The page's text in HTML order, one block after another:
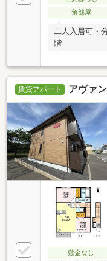
角部屋
二人入居可・
階
賃貸アパート アヴァ
敷金なし